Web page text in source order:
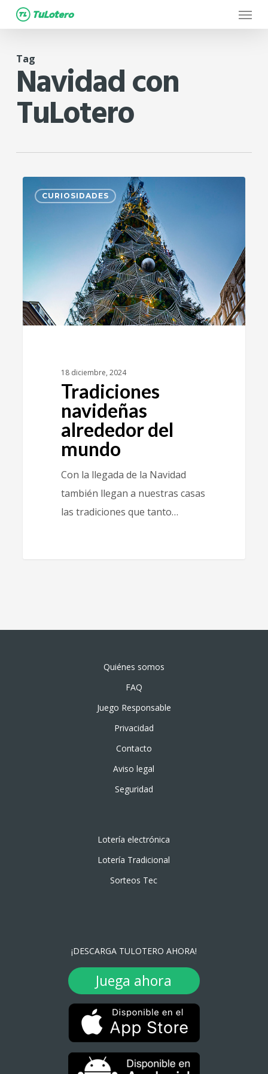
Skip
to
content
Menu
Tag
Navidad con
TuLotero
CURIOSIDADES
18 diciembre, 2024
Tradiciones
navideñas
alrededor del
mundo
Con la llegada de la Navidad
también llegan a nuestras casas
las tradiciones que tanto…
0
Quiénes somos
FAQ
Juego Responsable
Privacidad
Contacto
Aviso legal
Seguridad
Lotería electrónica
Lotería Tradicional
Sorteos Tec
¡DESCARGA TULOTERO AHORA!
Juega ahora